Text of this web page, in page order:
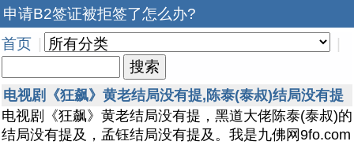
申请B2签证被拒签了怎么办?
首页
电视剧《狂飙》黄老结局没有提,陈泰(泰叔)结局没有提
电视剧《狂飙》黄老结局没有提，黑道大佬陈泰(泰叔)的
结局没有提及，孟钰结局没有提及。我是九佛网9fo.com